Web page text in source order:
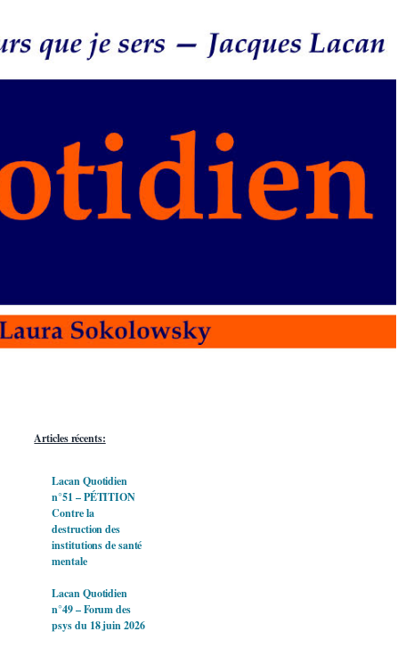
Articles récents:
Lacan Quotidien
n°51 – PÉTITION
Contre la
destruction des
institutions de santé
mentale
Lacan Quotidien
n°49 – Forum des
psys du 18 juin 2026